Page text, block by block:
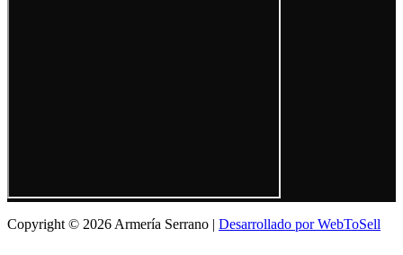
Copyright © 2026 Armería Serrano | Desarrollado por WebToSell